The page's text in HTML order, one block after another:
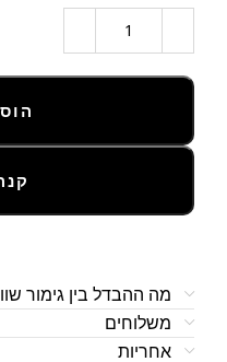
מה ההבדל בין גימור
משלוחים
אחריות